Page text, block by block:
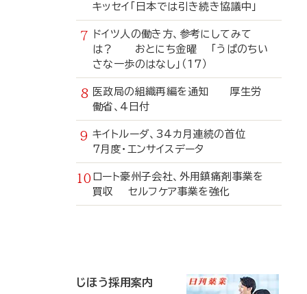
キッセイ「日本では引き続き協議中」
ドイツ人の働き方、参考にしてみて
は？ おとにち金曜 「うぱのちい
さな一歩のはなし」（17）
医政局の組織再編を通知 厚生労
働省、4日付
キイトルーダ、34カ月連続の首位
7月度・エンサイスデータ
ロート豪州子会社、外用鎮痛剤事業を
買収 セルフケア事業を強化
じほう採用案内